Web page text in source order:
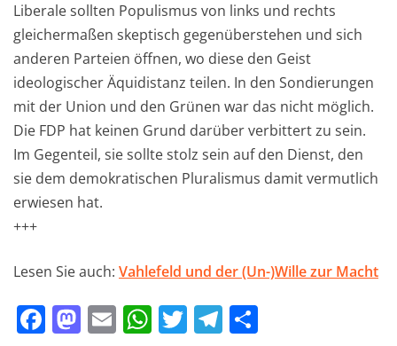
Liberale sollten Populismus von links und rechts
gleichermaßen skeptisch gegenüberstehen und sich
anderen Parteien öffnen, wo diese den Geist
ideologischer Äquidistanz teilen. In den Sondierungen
mit der Union und den Grünen war das nicht möglich.
Die FDP hat keinen Grund darüber verbittert zu sein.
Im Gegenteil, sie sollte stolz sein auf den Dienst, den
sie dem demokratischen Pluralismus damit vermutlich
erwiesen hat.
+++
Lesen Sie auch: Vahlefeld und der (Un-)Wille zur Macht
F M E W T T